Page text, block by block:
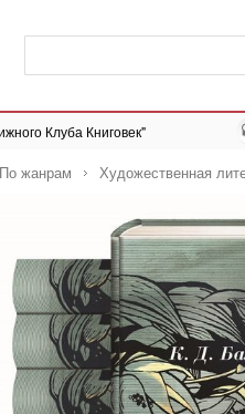
Клуба Книговек"
По жанрам Художественная